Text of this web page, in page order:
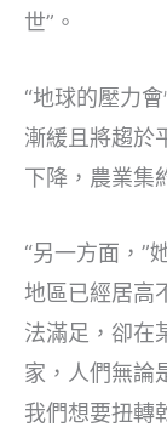
世”。
“地球的壓力
漸緩且將趨於
下降，農業集
“另一方面，”
地區已經居高
法滿足，卻在
家，人們無論
我們想要扭轉